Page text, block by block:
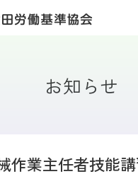
お知らせ
作業主任者技能